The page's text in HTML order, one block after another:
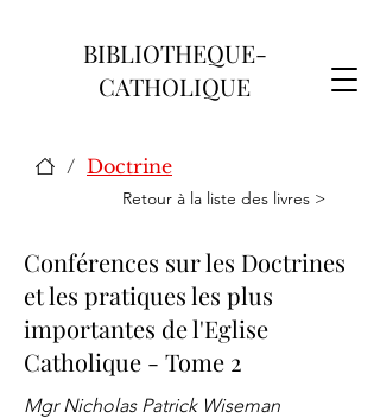
BIBLIOTHEQUE-
CATHOLIQUE
/ Doctrine
Retour à la liste des livres >
Conférences sur les Doctrines
et les pratiques les plus
importantes de l'Eglise
Catholique - Tome 2
Mgr Nicholas Patrick Wiseman